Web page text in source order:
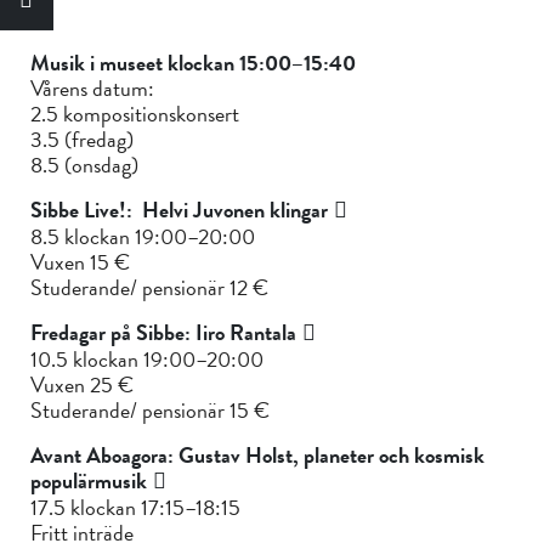
Musik i museet klockan 15:00–15:40
Vårens datum:
2.5 kompositionskonsert
3.5 (fredag)
8.5 (onsdag)
Sibbe Live!: Helvi Juvonen klingar
8.5 klockan 19:00–20:00
Vuxen 15 €
Studerande/ pensionär 12 €
Fredagar på Sibbe: Iiro Rantala
10.5 klockan 19:00–20:00
Vuxen 25 €
Studerande/ pensionär 15 €
Avant Aboagora: Gustav Holst, planeter och kosmisk
populärmusik
17.5 klockan 17:15–18:15
Fritt inträde